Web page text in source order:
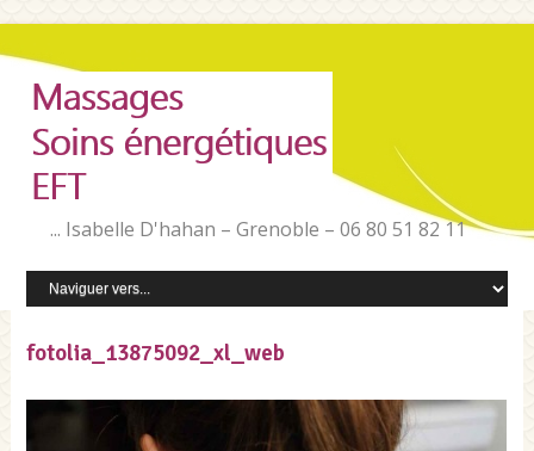
... Isabelle D'hahan – Grenoble – 06 80 51 82 11
fotolia_13875092_xl_web